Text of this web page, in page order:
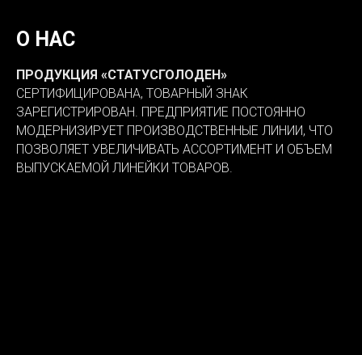
О НАС
ПРОДУКЦИЯ «СТАТУСГОЛОДЕН»
СЕРТИФИЦИРОВАНА, ТОВАРНЫЙ ЗНАК
ЗАРЕГИСТРИРОВАН. ПРЕДПРИЯТИЕ ПОСТОЯННО
МОДЕРНИЗИРУЕТ ПРОИЗВОДСТВЕННЫЕ ЛИНИИ, ЧТО
ПОЗВОЛЯЕТ УВЕЛИЧИВАТЬ АССОРТИМЕНТ И ОБЪЕМ
ВЫПУСКАЕМОЙ ЛИНЕЙКИ ТОВАРОВ.